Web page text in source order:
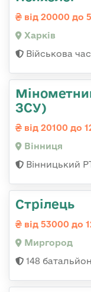
від 20000 до
Харків
Військова
ЗСУ)
від 20100 до
Вінниця
Вінницький
Стрілець
від 53000 до
Миргород
148